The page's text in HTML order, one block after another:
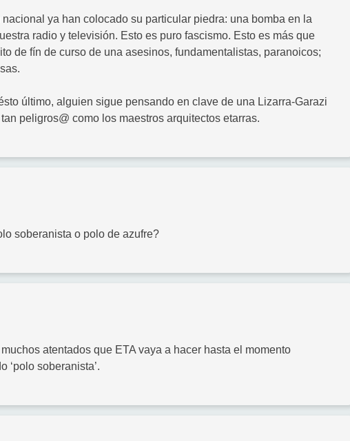
ya han colocado su particular piedra: una bomba en la
radio y televisión. Esto es puro fascismo. Esto es más que
de fín de curso de una asesinos, fundamentalistas, paranoicos;
último, alguien sigue pensando en clave de una Lizarra-Garazi
peligros@ como los maestros arquitectos etarras.
soberanista o polo de azufre?
atentados que ETA vaya a hacer hasta el momento
‘polo soberanista’.